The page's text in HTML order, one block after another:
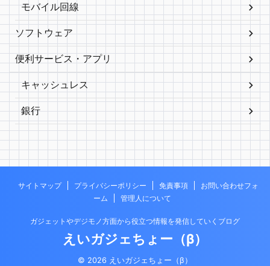
モバイル回線
ソフトウェア
便利サービス・アプリ
キャッシュレス
銀行
サイトマップ プライバシーポリシー 免責事項
お問い合わせフォ
ーム
管理人について
ガジェットやデジモノ方面から役立つ情報を発信していくブログ
えいガジェちょー（β）
© 2026 えいガジェちょー（β）